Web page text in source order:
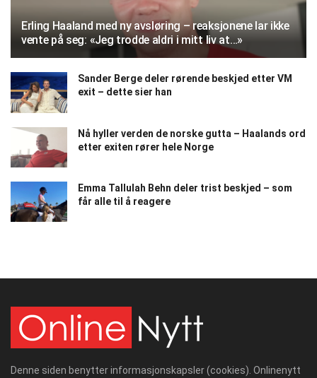
Erling Haaland med ny avsløring – reaksjonene lar ikke
vente på seg: «Jeg trodde aldri i mitt liv at…»
Sander Berge deler rørende beskjed etter VM
exit – dette sier han
Nå hyller verden de norske gutta – Haalands ord
etter exiten rører hele Norge
Emma Tallulah Behn deler trist beskjed – som
får alle til å reagere
Denne siden benytter informasjonskapsler (cookies). Onlinenytt